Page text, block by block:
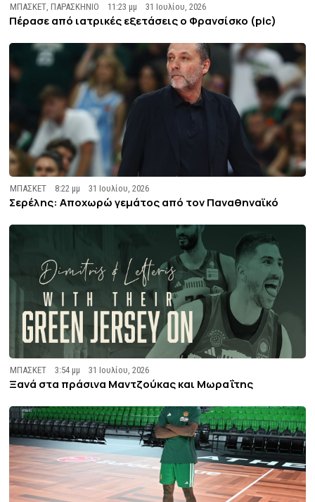
ΜΠΑΣΚΕΤ ,ΠΑΡΑΣΚΗΝΙΟ 11:23 μμ 31 Ιουλίου, 2026
Πέρασε από ιατρικές εξετάσεις ο Φρανσίσκο (pic)
ΜΠΑΣΚΕΤ 8:22 μμ 31 Ιουλίου, 2026
Σερέλης: Αποχωρώ γεμάτος από τον Παναθηναϊκό
ΜΠΑΣΚΕΤ 3:54 μμ 31 Ιουλίου, 2026
Ξανά στα πράσινα Μαντζούκας και Μωραΐτης